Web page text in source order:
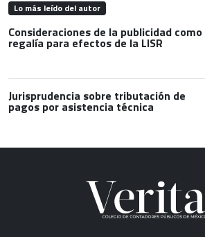
Lo más leído del autor
Consideraciones de la publicidad como
regalía para efectos de la LISR
Jurisprudencia sobre tributación de
pagos por asistencia técnica